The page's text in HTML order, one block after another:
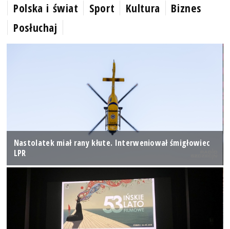
Polska i świat
Sport Kultura
Biznes
Posłuchaj
Nastolatek miał rany kłute. Interweniował śmigłowiec
LPR